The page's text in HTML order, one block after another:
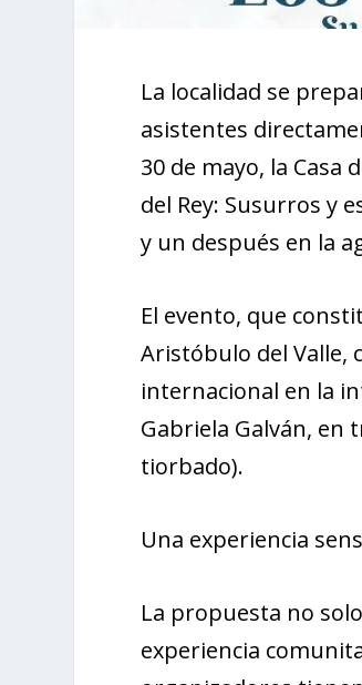
La localidad se
asistentes
30 de mayo, la
del Rey: Susurros y
y un después en la
El evento, que
Aristóbulo del Valle,
internacional en la
Gabriela Galván,
tiorbado).
Una experiencia
La propuesta no
experiencia